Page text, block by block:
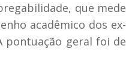
que mede
acadêmico dos ex-
pontuação geral foi de